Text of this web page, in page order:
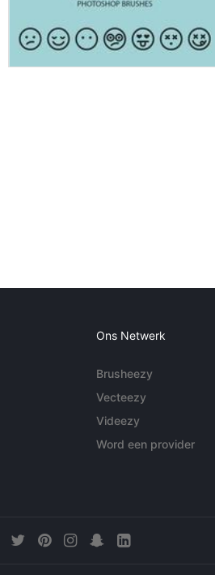
Ons Netwerk
Brusheezy
Vecteezy
Videezy
Word een provider